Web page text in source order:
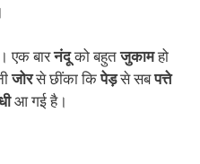
एक बारनंदूको बहुतजुकामहो
जोरसे छींका किपेड़से सबपत्ते
आ गई है।